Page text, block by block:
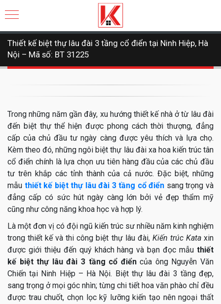
Thiết kế biệt thự lâu đài 3 tầng cổ điển tại Ninh Hiệp, Hà
Nội – Mã số: BT 31225
Trong những năm gần đây, xu hướng thiết kế nhà ở từ lâu đài
đến biệt thự thể hiện được phong cách thời thượng, đẳng
cấp của chủ đầu tư ngày càng được yêu thích và lựa chọ.
Kèm theo đó, những ngôi biệt thự lâu đài xa hoa kiến trúc tân
cổ điển chính là lựa chọn ưu tiên hàng đầu của các chủ đầu
tư trên khắp các tỉnh thành của cả nước. Đặc biệt, những
mẫu thiết kế biệt thự lâu đài 3 tầng cổ điển sang trọng và
đẳng cấp có sức hút ngày càng lớn bởi vẻ đẹp thẩm mỹ
cũng như công năng khoa học và hợp lý.
Là một đơn vị có đội ngũ kiến trúc sư nhiều năm kinh nghiệm
trong thiết kế và thi công biệt thự lâu đài, Kiến trúc Kataxin
được giới thiệu đến quý khách hàng và bạn đọc mẫu thiết
kế biệt thự lâu đài 3 tầng cổ điểncủa ông Nguyễn Văn
Chiến tại Ninh Hiệp – Hà Nội. Biệt thự lâu đài 3 tầng đẹp,
sang trọng ở mọi góc nhìn; từng chi tiết hoa văn phào chỉ đều
được trau chuốt, chọn lọc kỹ lưỡng kiến tạo nên ngoại thất